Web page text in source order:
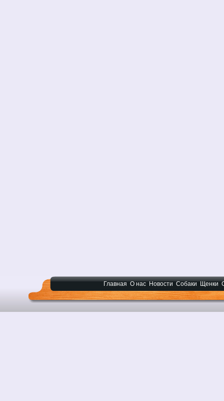
Главная О нас Новости Собаки Щенки